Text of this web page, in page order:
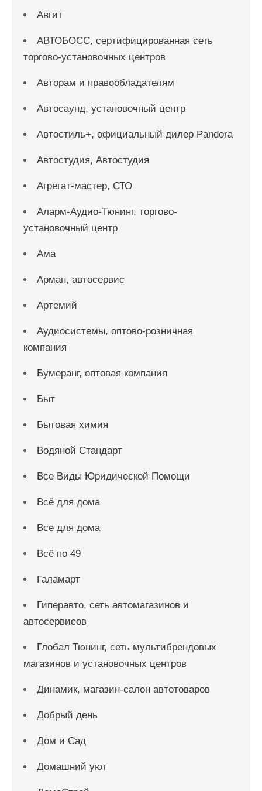
Авгит
АВТОБОСС, сертифицированная сеть
торгово-установочных центров
Авторам и правообладателям
Автосаунд, установочный центр
Автостиль+, официальный дилер Pandora
Автостудия, Автостудия
Агрегат-мастер, СТО
Аларм-Аудио-Тюнинг, торгово-
установочный центр
Ама
Арман, автосервис
Артемий
Аудиосистемы, оптово-розничная
компания
Бумеранг, оптовая компания
Быт
Бытовая химия
Водяной Стандарт
Все Виды Юридической Помощи
Всё для дома
Все для дома
Всё по 49
Галамарт
Гиперавто, сеть автомагазинов и
автосервисов
Глобал Тюнинг, сеть мультибрендовых
магазинов и установочных центров
Динамик, магазин-салон автотоваров
Добрый день
Дом и Сад
Домашний уют